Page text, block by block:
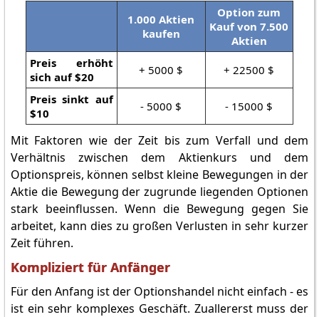
1.000 Aktien
kaufen
Option zum
Kauf von 7.500
Aktien
Preis erhöht
sich auf $20
+ 5000 $ + 22500 $
Preis sinkt auf
$10
- 5000 $ - 15000 $
Mit Faktoren wie der Zeit bis zum Verfall und dem
Verhältnis zwischen dem Aktienkurs und dem
Optionspreis, können selbst kleine Bewegungen in der
Aktie die Bewegung der zugrunde liegenden Optionen
stark beeinflussen. Wenn die Bewegung gegen Sie
arbeitet, kann dies zu großen Verlusten in sehr kurzer
Zeit führen.
Kompliziert für Anfänger
Für den Anfang ist der Optionshandel nicht einfach - es
ist ein sehr komplexes Geschäft. Zuallererst muss der